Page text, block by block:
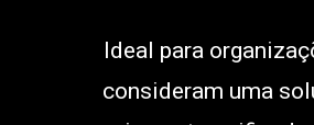
Ideal para
consideram uma